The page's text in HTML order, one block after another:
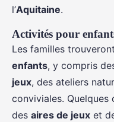
l’Aquitaine.
Activités pour
Les familles
enfants, y compris
jeux, des ateliers
conviviales.
des aires de jeux et